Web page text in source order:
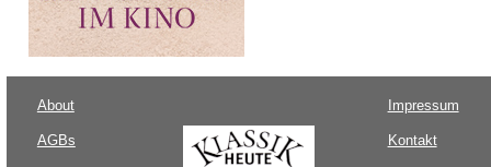
About
AGBs
Impressum
Kontakt